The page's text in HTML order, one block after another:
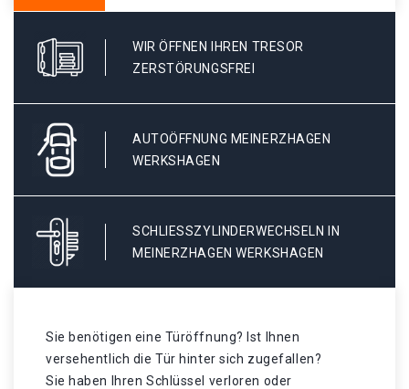
WIR ÖFFNEN IHREN TRESOR
ZERSTÖRUNGSFREI
AUTOÖFFNUNG MEINERZHAGEN
WERKSHAGEN
SCHLIESSZYLINDERWECHSELN IN M
EINERZHAGEN WERKSHAGEN
Sie benötigen eine Türöffnung? Ist Ihnen
versehentlich die Tür hinter sich zugefallen?
Sie haben Ihren Schlüssel verloren oder